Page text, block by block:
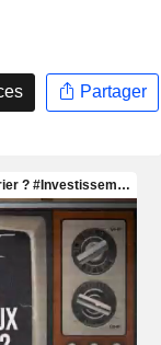
Partager